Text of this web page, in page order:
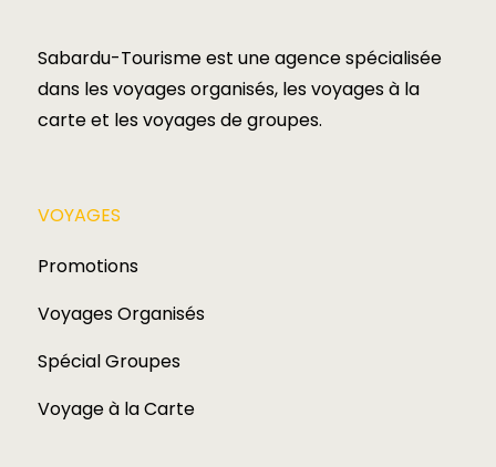
Sabardu-Tourisme est une agence spécialisée
dans les voyages organisés, les voyages à la
carte et les voyages de groupes.​
VOYAGES​
Promotions
Voyages Organisés
Spécial Groupes
Voyage à la Carte